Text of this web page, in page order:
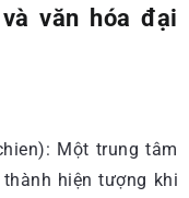
văn hóa đại
Một trung tâm
hiện tượng khi